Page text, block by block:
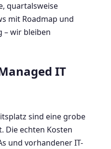
quartalsweise
mit Roadmap und
– wir bleiben
IT
sind eine grobe
Die echten Kosten
und vorhandener IT-